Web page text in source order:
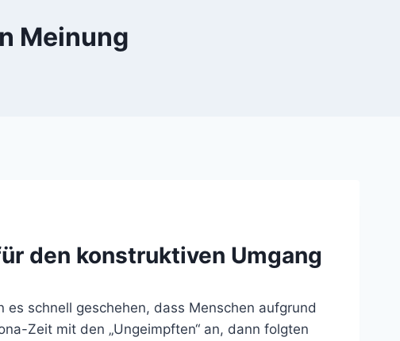
Meinung
den konstruktiven Umgang
schnell geschehen, dass Menschen aufgrund
Zeit mit den „Ungeimpften“ an, dann folgten